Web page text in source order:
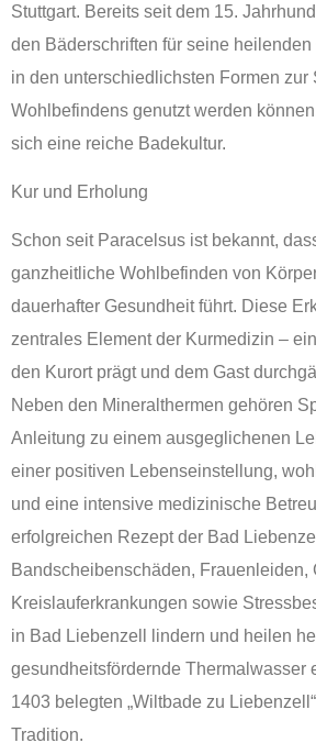
Stuttgart. Bereits seit dem 15.
den Bäderschriften für seine
in den unterschiedlichsten Formen zur
Wohlbefindens genutzt werden
sich eine reiche Badekultur.
Kur und Erholung
Schon seit Paracelsus ist bekannt,
ganzheitliche Wohlbefinden von
dauerhafter Gesundheit führt. Diese
zentrales Element der Kurmedizin –
den Kurort prägt und dem Gast
Neben den Mineralthermen gehören
Anleitung zu einem ausgeglichenen
einer positiven Lebenseinstellung,
und eine intensive medizinische
erfolgreichen Rezept der Bad
Bandscheibenschäden, Frauenleiden,
Kreislauferkrankungen sowie
in Bad Liebenzell lindern und heilen
gesundheitsfördernde Thermalwasser
1403 belegten „Wiltbade zu
Tradition.